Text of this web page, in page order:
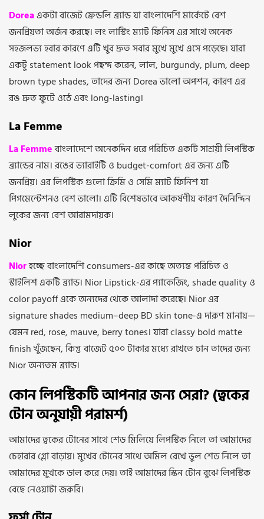
Doreaএকটা বাজেট ফ্রেন্ডলি ব্র্যান্ড যা বাংলাদেশি মার্কেটে বেশ
জনপ্রিয়তা অর্জন করছে। লং লাস্টিং ম্যাট ফিনিস এর সাথে অনেক
সহজলভ্য হবার কারণে এটি খুব দ্রুত সবার মুখে মুখে এসে পড়েছে। যারা
একটু statement look পছন্দ করেন, লাল, burgundy, plum, deep
brown type shades, তাদের জন্য Dorea ভালো অপশন, কারণ এর
রঙ দ্রুত ফুটে ওঠে এবং long-lasting।
La Femme
La Femmeবাংলাদেশে অনেকদিন ধরে পরিচিত একটি সাশ্রয়ী লিপস্টিক
ব্র্যান্ডের নাম। রঙের ভ্যারাইটি ও budget-comfort এর জন্য এটি
জনপ্রিয়। এর লিপস্টিক গুলো ক্রিমি ও সেমি ম্যাট ফিনিশ যা
পিগমেন্টেশনও বেশ ভালো। এটি বিশেষভাবে আকর্ষণীয় কারণ দৈনিন্দিন
লুকের জন্য বেশ আরামদায়ক।
Nior
Niorহচ্ছে বাংলাদেশি consumers-এর কাছে অত্যন্ত পরিচিত ও
স্টাইলিশ একটি ব্র্যান্ড। Nior Lipstick-এর প্যাকেজিং, shade quality ও
color payoff একে অন্যদের থেকে আলাদা করেছে। Nior এর
signature shades medium–deep BD skin tone-এ দারুণ মানায়—
যেমন red, rose, mauve, berry tones। যারা classy bold matte
finish খুঁজছেন, কিন্তু বাজেট ৫০০ টাকার মধ্যে রাখতে চান তাদের জন্য
Nior অন্যতম ব্র্যান্ড।
কোন লিপস্টিকটি আপনার জন্য সেরা? (ত্বকের
টোন অনুযায়ী পরামর্শ)
আমাদের ত্বকের টোনের সাথে শেড মিলিয়ে লিপস্টিক নিলে তা আমাদের
চেহারার গ্লো বাড়ায়। মুখের টোনের সাথে অমিল রেখে ভুল শেড নিলে তা
আমাদের মুখকে ডাল করে দেয়। তাই আমাদের স্কিন টোন বুঝে লিপস্টিক
বেছে নেওয়াটা জরুরি।